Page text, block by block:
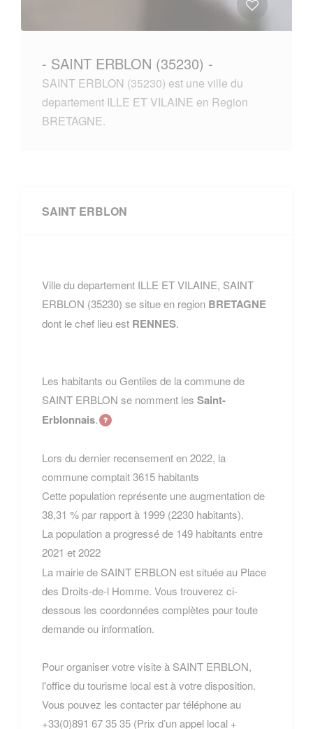
- SAINT ERBLON (35230) -
SAINT ERBLON (35230) est une ville du
departement ILLE ET VILAINE en Region
BRETAGNE.
SAINT ERBLON
Ville du departement ILLE ET VILAINE, SAINT
ERBLON (35230) se situe en region BRETAGNE
dont le chef lieu est RENNES.
Les habitants ou Gentiles de la commune de
SAINT ERBLON se nomment les Saint-
Erblonnais.
Lors du dernier recensement en 2022, la
commune comptait 3615 habitants
Cette population représente une augmentation de
38,31 % par rapport à 1999 (2230 habitants).
La population a progressé de 149 habitants entre
2021 et 2022
La mairie de SAINT ERBLON est située au Place
des Droits-de-l Homme. Vous trouverez ci-
dessous les coordonnées complètes pour toute
demande ou information.
Pour organiser votre visite à SAINT ERBLON,
l'office du tourisme local est à votre disposition.
Vous pouvez les contacter par téléphone au
+33(0)891 67 35 35 (Prix d’un appel local +